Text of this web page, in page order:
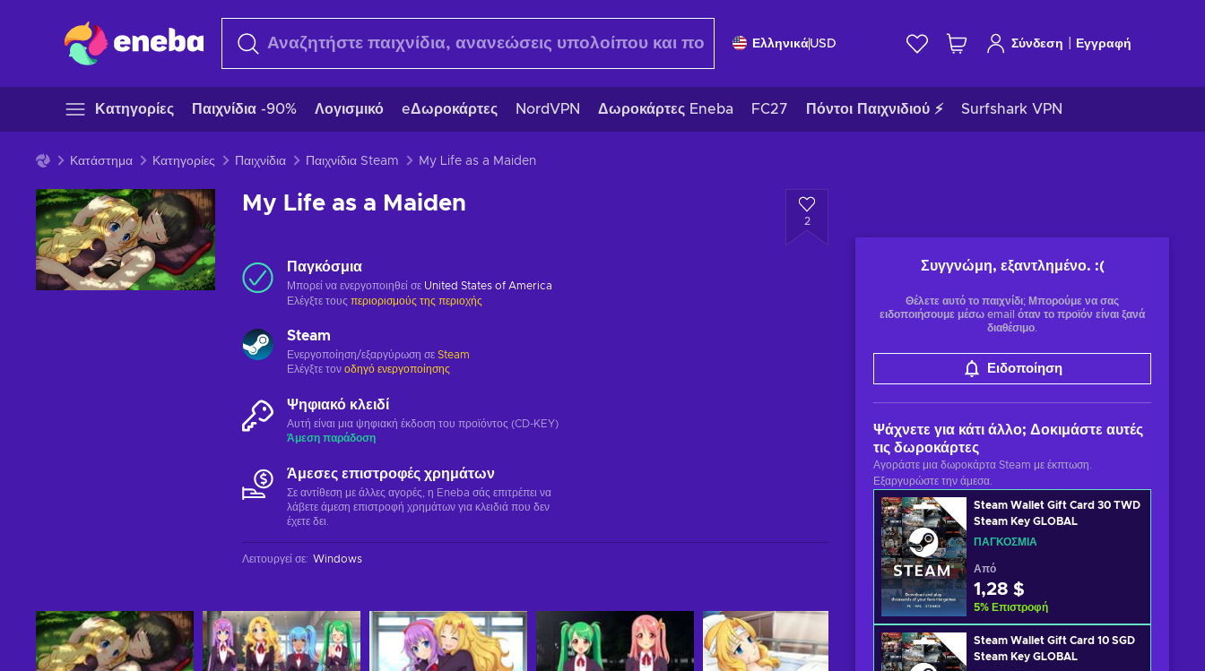
ΕλληνικάUSD Σύνδεση Εγγραφή
Κατηγορίες Παιχνίδια -90% Λογισμικό eΔωροκάρτες NordVPN Δωροκάρτες Eneba FC27 Πόντοι Παιχνιδιού ⚡ Surfshark VPN
Κατάστημα Κατηγορίες Παιχνίδια Παιχνίδια Steam My Life as a Maiden
My Life as a Maiden
2
Συγγνώμη, εξαντλημένο. :(
Θέλετε αυτό το παιχνίδι; Μπορούμε να σας
ειδοποιήσουμε μέσω email όταν το προϊόν είναι ξανά
διαθέσιμο.
Ειδοποίηση
Ψάχνετε για κάτι άλλο; Δοκιμάστε αυτές
τις δωροκάρτες
Αγοράστε μια δωροκάρτα Steam με έκπτωση.
Εξαργυρώστε την άμεσα.
Steam Wallet Gift Card 30 TWD
Steam Key GLOBAL
ΠΑΓΚΌΣΜΙΑ
Από
1,28 $
5% Επιστροφή
Steam Wallet Gift Card 10 SGD
Steam Key GLOBAL
Παγκόσμια
Μπορεί να ενεργοποιηθεί σε United States of America
Ελέγξτε τους περιορισμούς της περιοχής
Steam
Ενεργοποίηση/εξαργύρωση σε Steam
Ελέγξτε τον οδηγό ενεργοποίησης
Ψηφιακό κλειδί
Αυτή είναι μια ψηφιακή έκδοση του προϊόντος (CD-KEY)
Άμεση παράδοση
Άμεσες επιστροφές χρημάτων
Σε αντίθεση με άλλες αγορές, η Eneba σάς επιτρέπει να
λάβετε άμεση επιστροφή χρημάτων για κλειδιά που δεν
έχετε δει.
Λειτουργεί σε: Windows